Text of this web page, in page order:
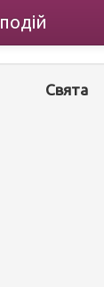
подій
Свята